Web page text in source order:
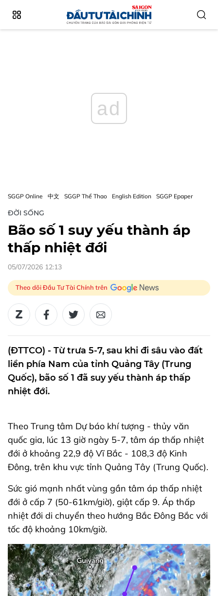
ad
SGGP Online 中文 SGGP Thể Thao English Edition SGGP Epaper
ĐỜI SỐNG
Bão số 1 suy yếu thành áp
thấp nhiệt đới
05/07/2026 12:13
Theo dõi Đầu Tư Tài Chính trên
(ĐTTCO) - Từ trưa 5-7, sau khi đi sâu vào đất
liền phía Nam của tỉnh Quảng Tây (Trung
Quốc), bão số 1 đã suy yếu thành áp thấp
nhiệt đới.
Theo Trung tâm Dự báo khí tượng - thủy văn
quốc gia, lúc 13 giờ ngày 5-7, tâm áp thấp nhiệt
đới ở khoảng 22,9 độ Vĩ Bắc - 108,3 độ Kinh
Đông, trên khu vực tỉnh Quảng Tây (Trung Quốc).
Sức gió mạnh nhất vùng gần tâm áp thấp nhiệt
đới ở cấp 7 (50-61km/giờ), giật cấp 9. Áp thấp
nhiệt đới di chuyển theo hướng Bắc Đông Bắc với
tốc độ khoảng 10km/giờ.